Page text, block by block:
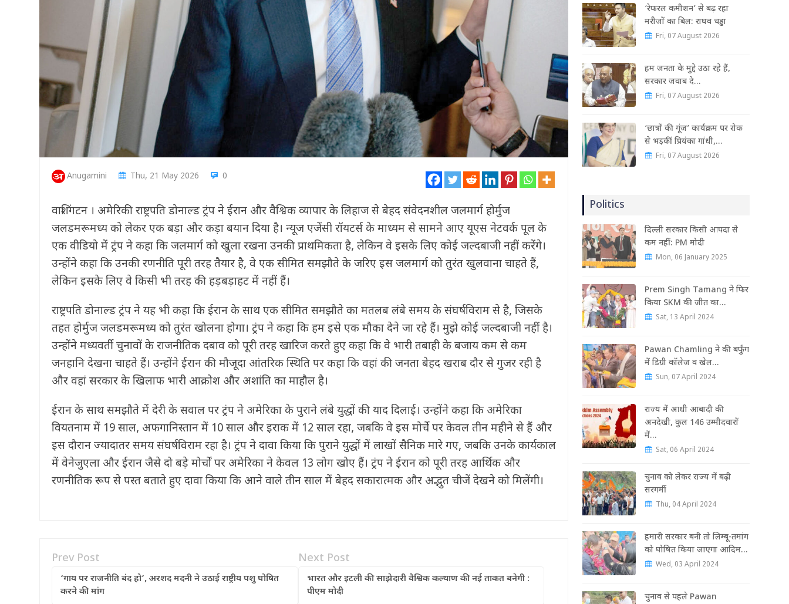
Anugamini Thu, 21 May 2026 0
वाशिंगटन । अमेरिकी राष्ट्रपति डोनाल्ड ट्रंप ने ईरान और वैश्विक व्यापार के लिहाज से बेहद संवेदनशील जलमार्ग होर्मुज
जलडमरूमध्य को लेकर एक बड़ा और कड़ा बयान दिया है। न्यूज एजेंसी रॉयटर्स के माध्यम से सामने आए यूएस नेटवर्क पूल के
एक वीडियो में ट्रंप ने कहा कि जलमार्ग को खुला रखना उनकी प्राथमिकता है, लेकिन वे इसके लिए कोई जल्दबाजी नहीं करेंगे।
उन्होंने कहा कि उनकी रणनीति पूरी तरह तैयार है, वे एक सीमित समझौते के जरिए इस जलमार्ग को तुरंत खुलवाना चाहते हैं,
लेकिन इसके लिए वे किसी भी तरह की हड़बड़ाहट में नहीं हैं।
राष्ट्रपति डोनाल्ड ट्रंप ने यह भी कहा कि ईरान के साथ एक सीमित समझौते का मतलब लंबे समय के संघर्षविराम से है, जिसके
तहत होर्मुज जलडमरूमध्य को तुरंत खोलना होगा। ट्रंप ने कहा कि हम इसे एक मौका देने जा रहे हैं। मुझे कोई जल्दबाजी नहीं है।
उन्होंने मध्यवर्ती चुनावों के राजनीतिक दबाव को पूरी तरह खारिज करते हुए कहा कि वे भारी तबाही के बजाय कम से कम
जनहानि देखना चाहते हैं। उन्होंने ईरान की मौजूदा आंतरिक स्थिति पर कहा कि वहां की जनता बेहद खराब दौर से गुजर रही है
और वहां सरकार के खिलाफ भारी आक्रोश और अशांति का माहौल है।
ईरान के साथ समझौते में देरी के सवाल पर ट्रंप ने अमेरिका के पुराने लंबे युद्धों की याद दिलाई। उन्होंने कहा कि अमेरिका
वियतनाम में 19 साल, अफगानिस्तान में 10 साल और इराक में 12 साल रहा, जबकि वे इस मोर्चे पर केवल तीन महीने से हैं और
इस दौरान ज्यादातर समय संघर्षविराम रहा है। ट्रंप ने दावा किया कि पुराने युद्धों में लाखों सैनिक मारे गए, जबकि उनके कार्यकाल
में वेनेजुएला और ईरान जैसे दो बड़े मोर्चों पर अमेरिका ने केवल 13 लोग खोए हैं। ट्रंप ने ईरान को पूरी तरह आर्थिक और
रणनीतिक रूप से पस्त बताते हुए दावा किया कि आने वाले तीन साल में बेहद सकारात्मक और अद्भुत चीजें देखने को मिलेंगी।
Prev Post
‘गाय पर राजनीति बंद हो’, अरशद मदनी ने उठाई राष्ट्रीय पशु घोषित
करने की मांग
Next Post
भारत और इटली की साझेदारी वैश्विक कल्याण की नई ताकत बनेगी :
पीएम मोदी
‘रेफरल कमीशन’ से बढ़ रहा
मरीजों का बिल: राघव चड्ढा
Fri, 07 August 2026
हम जनता के मुद्दे उठा रहे हैं,
सरकार जवाब दे…
Fri, 07 August 2026
‘छात्रों की गूंज’ कार्यक्रम पर रोक
से भड़कीं प्रियंका गांधी,…
Fri, 07 August 2026
Politics
दिल्ली सरकार किसी आपदा से
कम नहीं: PM मोदी
Mon, 06 January 2025
Prem Singh Tamang ने फिर
किया SKM की जीत का…
Sat, 13 April 2024
Pawan Chamling ने की बर्फुंग
में डिग्री कॉलेज व खेल…
Sun, 07 April 2024
राज्‍य में आधी आबादी की
अनदेखी, कुल 146 उम्‍मीदवारों
में…
Sat, 06 April 2024
चुनाव को लेकर राज्‍य में बढ़ी
सरगर्मी
Thu, 04 April 2024
हमारी सरकार बनी तो लिम्बू-तमांग
को घोषित किया जाएगा आदिम…
Wed, 03 April 2024
चुनाव से पहले Pawan